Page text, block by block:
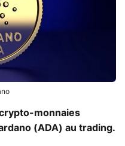
monnaies
(ADA) au trading.